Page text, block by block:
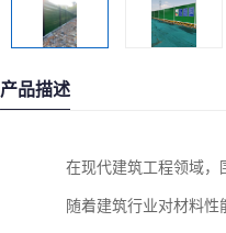
产品描述
在现代建筑工程领域，
随着建筑行业对材料性